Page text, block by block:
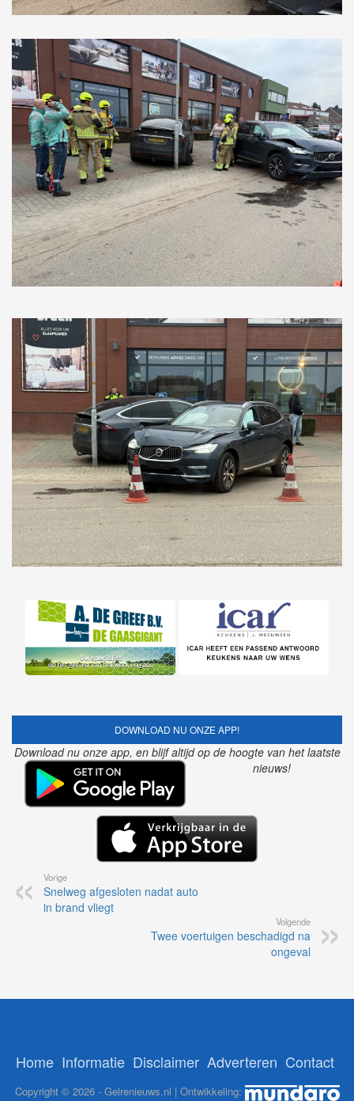
DOWNLOAD NU ONZE APP!
Download nu onze app, en blijf altijd op de hoogte van het laatste
nieuws!
Vorige
Snelweg afgesloten nadat auto
in brand vliegt
Volgende
Twee voertuigen beschadigd na
ongeval
Home Informatie Disclaimer Adverteren Contact
Copyright © 2026 - Gelrenieuws.nl | Ontwikkeling: